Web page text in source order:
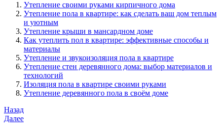
Утепление своими руками кирпичного дома
Утепление пола в квартире: как сделать ваш дом теплым
и уютным
Утепление крыши в мансардном доме
Как утеплить пол в квартире: эффективные способы и
материалы
Утепление и звукоизоляция пола в квартире
Утепление стен деревянного дома: выбор материалов и
технологий
Изоляция пола в квартире своими руками
Утепление деревянного пола в своём доме
Навигация
по
Предыдущая
запись
Назад
Следующая
Далее